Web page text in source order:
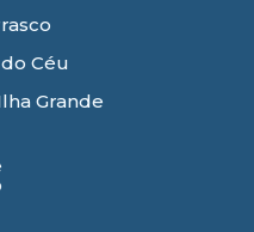
Céu
Grande